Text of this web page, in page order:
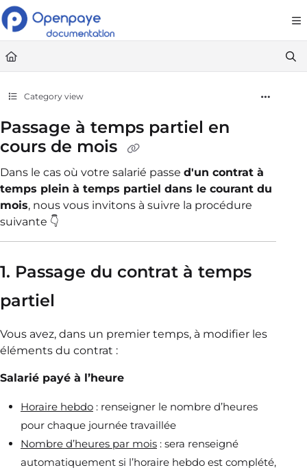
Documentation Index
Fetch the complete documentation index at: https://
Use this file to discover all available pages before exploring further.
Category view
Passage à temps partiel en
cours de mois
Dans le cas où votre salarié passe d'un contrat à
temps plein à temps partiel dans le courant du
mois, nous vous invitons à suivre la procédure
suivante 👇
1. Passage du contrat à temps
partiel
Vous avez, dans un premier temps, à modifier les
éléments du contrat :
Salarié payé à l’heure
Horaire hebdo : renseigner le nombre d’heures
pour chaque journée travaillée
Nombre d’heures par mois : sera renseigné
automatiquement si l’horaire hebdo est complété,